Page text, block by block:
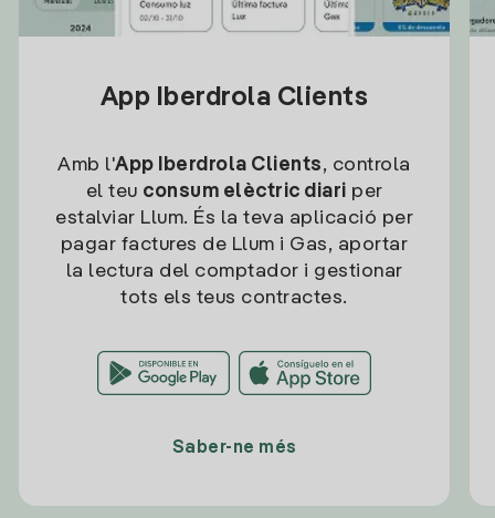
App Iberdrola Clients
Amb l'App Iberdrola Clients, controla
el teu consum elèctric diari per
estalviar Llum. És la teva aplicació per
pagar factures de Llum i Gas, aportar
la lectura del comptador i gestionar
tots els teus contractes.
Saber-ne més